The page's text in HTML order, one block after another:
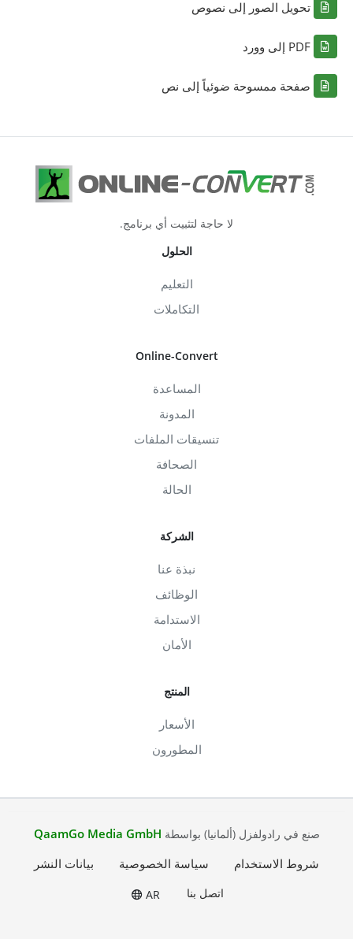
تحويل الصور إلى نصوص
PDF إلى وورد
صفحة ممسوحة ضوئياً إلى نص
لا حاجة لتثبيت أي برنامج.
الحلول
التعليم
التكاملات
Online-Convert
المساعدة
المدونة
تنسيقات الملفات
الصحافة
الحالة
الشركة
نبذة عنا
الوظائف
الاستدامة
الأمان
المنتج
الأسعار
المطورون
صنع في رادولفزل (ألمانيا) بواسطة QaamGo Media GmbH
شروط الاستخدام
سياسة الخصوصية بيانات النشر
اتصل بنا AR